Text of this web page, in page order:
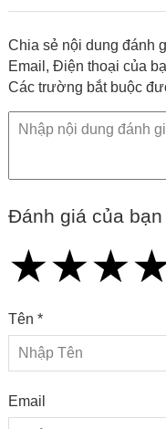
Chia sẻ nội dung đánh
Email, Điện thoại của
Các trường bắt buộc
Đánh giá của bạn
★
★★
★★★
★★★
★★★
Tên *
Email